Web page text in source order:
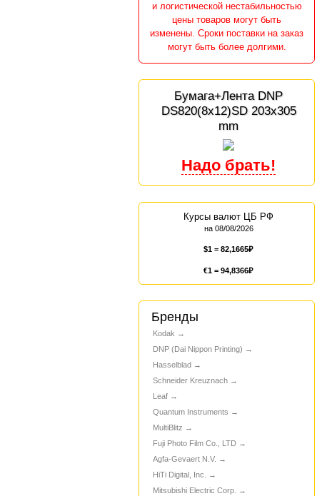
и логистической нестабильностью
цены товаров могут быть
изменены. Сроки поставки на заказ
могут быть более долгими.
Бумага+Лента DNP
DS820(8x12)SD 203x305
mm
Курсы валют ЦБ РФ
на 08/08/2026
$1 =82,1665
€1 =94,8366
Бренды
Kodak
DNP (Dai Nippon Printing)
Hasselblad
Schneider Kreuznach
Leaf
Quantum Instruments
MultiBlitz
Fuji Photo Film Co., LTD
Agfa-Gevaert N.V.
HiTi Digital, Inc.
Mitsubishi Electric Corp.